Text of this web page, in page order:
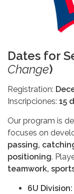
Dates for
Change)
Registration:
Inscripciones: 15
Our program is
focuses on
passing,
positioning.
teamwork,
6U Division: